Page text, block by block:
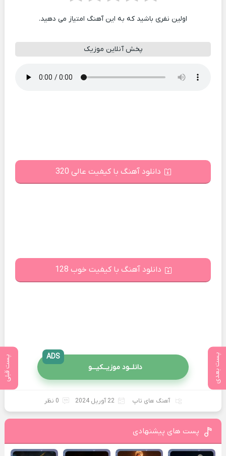
پست بعدی پست قبلی
اولین نفری باشید که به این آهنگ امتیاز می دهید.
پخش آنلاین موزیک
دانلود آهنگ با کیفیت عالی 320
دانلود آهنگ با کیفیت خوب 128
دانلــود موزیــکیـــو
ADS
آهنگ های تاپ 22 آوریل 2024 0 نظر
پست های پیشنهادی